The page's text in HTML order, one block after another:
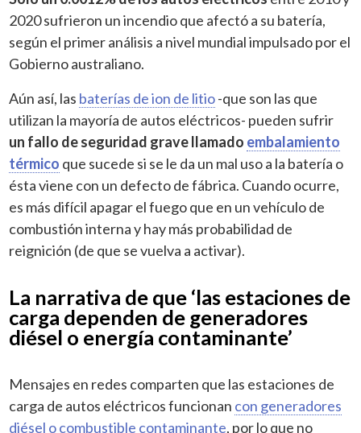
2020 sufrieron un incendio que afectó a su batería,
según el primer análisis a nivel mundial impulsado por el
Gobierno australiano.
Aún así, las baterías de ion de litio-que son las que
utilizan la mayoría de autos eléctricos- pueden sufrir
un fallo de seguridad grave llamado embalamiento
térmico que sucede si se le da un mal uso a la batería o
ésta viene con un defecto de fábrica. Cuando ocurre,
es más difícil apagar el fuego que en un vehículo de
combustión interna y hay más probabilidad de
reignición (de que se vuelva a activar).
La narrativa de que ‘las estaciones de
carga dependen de generadores
diésel o energía contaminante’
Mensajes en redes comparten que las estaciones de
carga de autos eléctricos funcionan con generadores
diésel o combustible contaminante, por lo que no